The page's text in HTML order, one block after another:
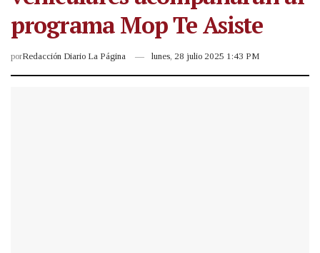
programa Mop Te Asiste
porRedacción Diario La Página lunes, 28 julio 2025 1:43 PM